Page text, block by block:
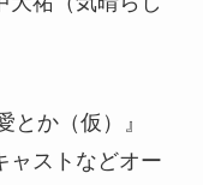
とか（仮）』
ャストなどオー